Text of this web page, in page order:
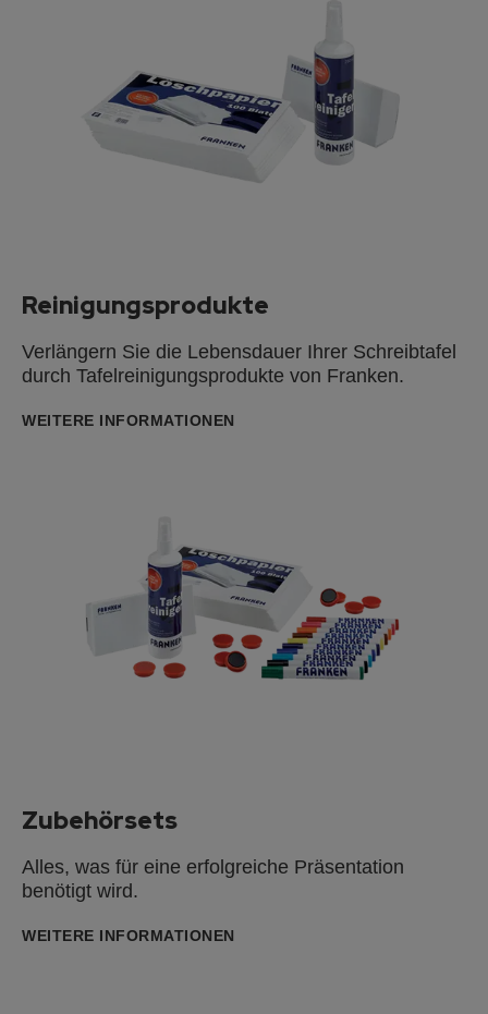
Reinigungsprodukte
Verlängern Sie die Lebensdauer Ihrer Schreibtafel
durch Tafelreinigungsprodukte von Franken.
WEITERE INFORMATIONEN
Zubehörsets
Alles, was für eine erfolgreiche Präsentation
benötigt wird.
WEITERE INFORMATIONEN